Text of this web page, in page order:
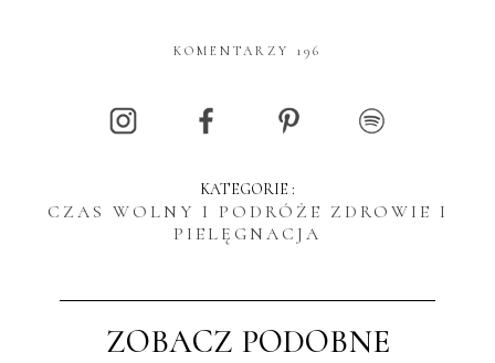
KOMENTARZY 196
KATEGORIE :
CZAS WOLNY I PODRÓŻE ZDROWIE I
PIELĘGNACJA
ZOBACZ PODOBNE